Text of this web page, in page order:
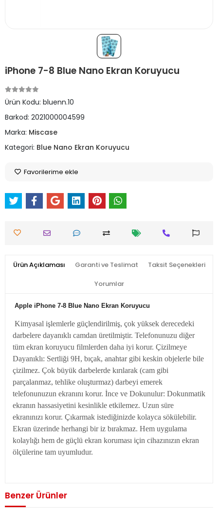
iPhone 7-8 Blue Nano Ekran Koruyucu
Ürün Kodu: bluenn.10
Barkod: 2021000004599
Marka: Miscase
Kategori: Blue Nano Ekran Koruyucu
Favorilerime ekle
Ürün Açıklaması Garanti ve Teslimat Taksit Seçenekleri
Yorumlar
Apple iPhone 7-8 Blue Nano Ekran Koruyucu
Kimyasal işlemlerle güçlendirilmiş, çok yüksek derecedeki
darbelere dayanıklı camdan üretilmiştir. Telefonunuzu diğer
tüm ekran koruyucu filmlerden daha iyi korur. Çizilmeye
Dayanıklı: Sertliği 9H, bıçak, anahtar gibi keskin objelerle bile
çizilmez. Çok büyük darbelerde kırılarak (cam gibi
parçalanmaz, tehlike oluşturmaz) darbeyi emerek
telefonunuzun ekranını korur. İnce ve Dokunulur: Dokunmatik
ekranın hassasiyetini kesinlikle etkilemez. Uzun süre
ekranınızı korur. Çıkarmak istediğinizde kolayca sökülebilir.
Ekran üzerinde herhangi bir iz bırakmaz. Hem uygulama
kolaylığı hem de güçlü ekran koruması için cihazınızın ekran
ölçülerine tam uyumludur.
Benzer Ürünler